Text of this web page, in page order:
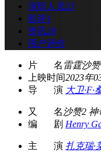
演职人员23
影评1
资讯28
用户评价
片 名 雷霆沙
上映时间2023年
导 演 大卫·F·
又 名沙赞2 神
编 剧 Henry
主 演 扎克瑞·